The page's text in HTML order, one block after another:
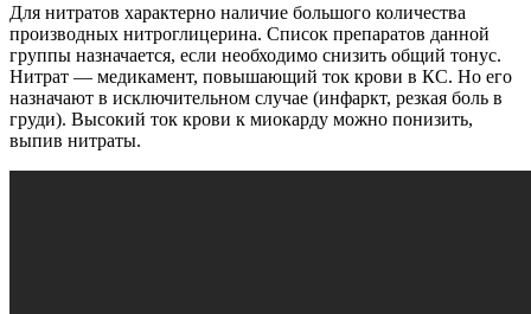
Для нитратов характерно наличие большого количества
производных нитроглицерина. Список препаратов данной
группы назначается, если необходимо снизить общий тонус.
Нитрат — медикамент, повышающий ток крови в КС. Но его
назначают в исключительном случае (инфаркт, резкая боль в
груди). Высокий ток крови к миокарду можно понизить,
выпив нитраты.